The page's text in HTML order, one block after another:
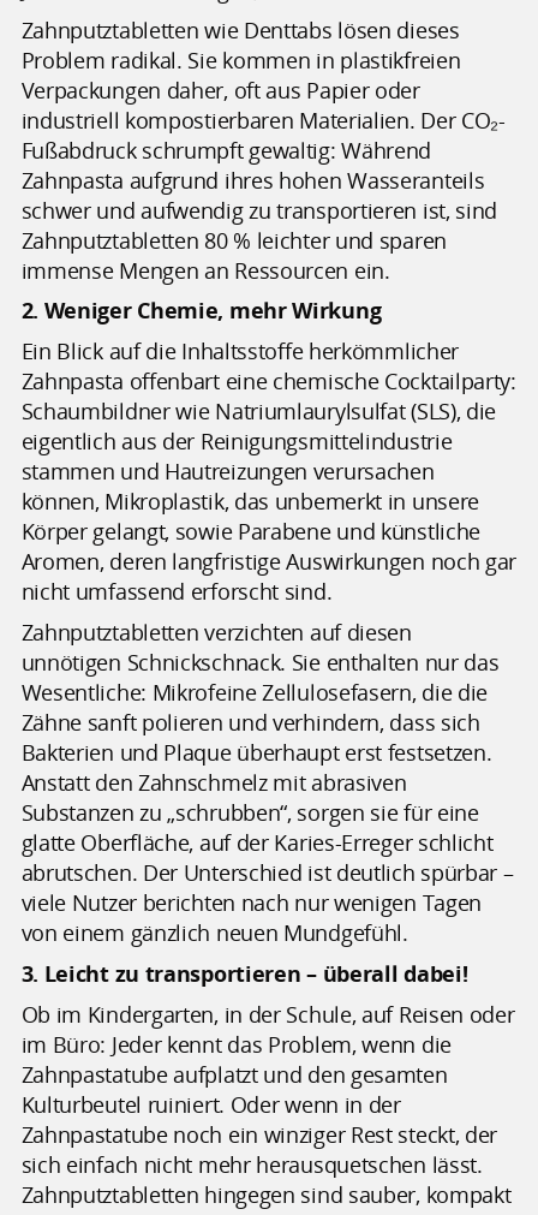
Zahnputztabletten wie Denttabs lösen dieses
Problem radikal. Sie kommen in plastikfreien
Verpackungen daher, oft aus Papier oder
industriell kompostierbaren Materialien. Der CO₂-
Fußabdruck schrumpft gewaltig: Während
Zahnpasta aufgrund ihres hohen Wasseranteils
schwer und aufwendig zu transportieren ist, sind
Zahnputztabletten 80 % leichter und sparen
immense Mengen an Ressourcen ein.
2. Weniger Chemie, mehr Wirkung
Ein Blick auf die Inhaltsstoffe herkömmlicher
Zahnpasta offenbart eine chemische Cocktailparty:
Schaumbildner wie Natriumlaurylsulfat (SLS), die
eigentlich aus der Reinigungsmittelindustrie
stammen und Hautreizungen verursachen
können, Mikroplastik, das unbemerkt in unsere
Körper gelangt, sowie Parabene und künstliche
Aromen, deren langfristige Auswirkungen noch gar
nicht umfassend erforscht sind.
Zahnputztabletten verzichten auf diesen
unnötigen Schnickschnack. Sie enthalten nur das
Wesentliche: Mikrofeine Zellulosefasern, die die
Zähne sanft polieren und verhindern, dass sich
Bakterien und Plaque überhaupt erst festsetzen.
Anstatt den Zahnschmelz mit abrasiven
Substanzen zu „schrubben“, sorgen sie für eine
glatte Oberfläche, auf der Karies-Erreger schlicht
abrutschen. Der Unterschied ist deutlich spürbar –
viele Nutzer berichten nach nur wenigen Tagen
von einem gänzlich neuen Mundgefühl.
3. Leicht zu transportieren – überall dabei!
Ob im Kindergarten, in der Schule, auf Reisen oder
im Büro: Jeder kennt das Problem, wenn die
Zahnpastatube aufplatzt und den gesamten
Kulturbeutel ruiniert. Oder wenn in der
Zahnpastatube noch ein winziger Rest steckt, der
sich einfach nicht mehr herausquetschen lässt.
Zahnputztabletten hingegen sind sauber, kompakt